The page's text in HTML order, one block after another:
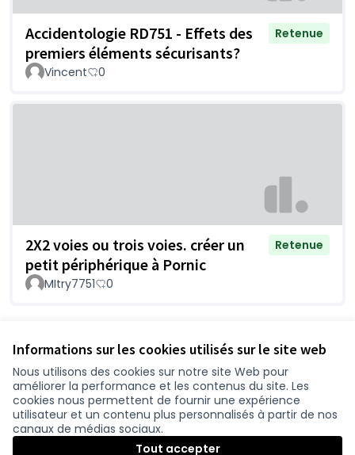
Informations sur les cookies utilisés sur le site web
Nous utilisons des cookies sur notre site Web pour
améliorer la performance et les contenus du site. Les
cookies nous permettent de fournir une expérience
utilisateur et un contenu plus personnalisés à partir de nos
canaux de médias sociaux.
Tout accepter
Accidentologie RD751 - Effets des
premiers éléments sécurisants?
Retenue
Vincent 0
2X2 voies ou trois voies. créer un
petit périphérique à Pornic
Retenue
MItry7751 0
Conditions d'utilisation
Paramètres des cookies
participer.loire-atlantique.fr sur Facebook
(Nouvelle fenêtre)
participer.loire-atlantique.fr sur Instagram
(Nouvelle fenêtre)
participer.loire-atlantique.fr sur YouTube
(Nouvelle fenêtre)